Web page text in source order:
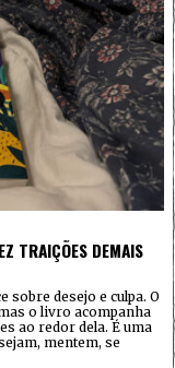
TRAIÇÕES DEMAIS
sobre desejo e culpa. O
o livro acompanha
ao redor dela. É uma
mentem, se